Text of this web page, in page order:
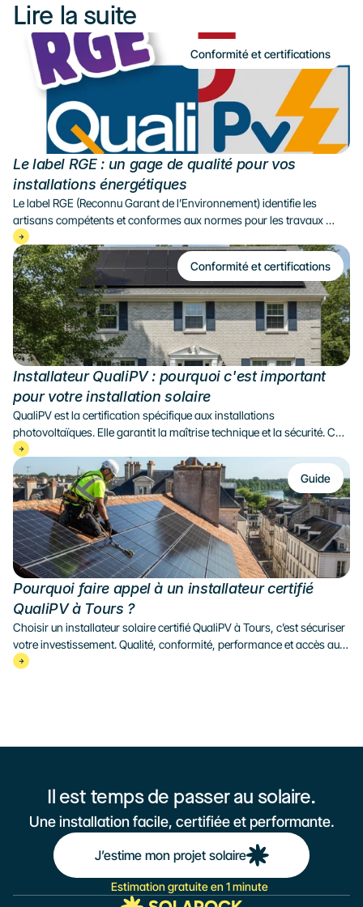
Lire la suite
Conformité et certifications
Le label RGE : un gage de qualité pour vos
installations énergétiques
Le label RGE (Reconnu Garant de l’Environnement) identifie les
artisans compétents et conformes aux normes pour les travaux
énergétiques. Cet article explique son rôle, ses avantages et
comment vérifier un artisan RGE fiable.
Conformité et certifications
Installateur QualiPV : pourquoi c'est important
pour votre installation solaire
QualiPV est la certification spécifique aux installations
photovoltaïques. Elle garantit la maîtrise technique et la sécurité. Cet
article détaille ses volets, ses bénéfices et les bonnes pratiques pour
choisir un installateur fiable.
Guide
Pourquoi faire appel à un installateur certifié
QualiPV à Tours ?
Choisir un installateur solaire certifié QualiPV à Tours, c’est sécuriser
votre investissement. Qualité, conformité, performance et accès aux
aides : découvrez tous les avantages d’un professionnel qualifié.
Il est temps de passer au solaire.
Une installation facile, certifiée et performante.
J’estime mon projet solaire
Estimation gratuite en 1 minute